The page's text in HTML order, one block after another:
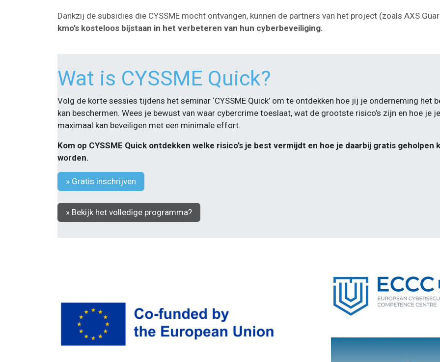
Dankzij de subsidies die CYSSME mocht ontvangen, kunnen de partners van het project (zoals AXS
kmo’s kosteloos bijstaan in het verbeteren van hun cyberbeveiliging.
Wat is CYSSME Quick?
Volg de korte sessies tijdens het seminar ‘CYSSME Quick’ om te ontdekken hoe jij je onderneming het
kan beschermen. Wees je bewust van waar cybercrime toeslaat, wat de grootste risico’s zijn en hoe je je
maximaal kan beveiligen met een minimale effort.
Kom op CYSSME Quick ontdekken welke risico’s je best vermijdt en hoe je daarbij gratis geholpen
worden.
» Gratis inschrijven
» Bekijk het volledige programma?